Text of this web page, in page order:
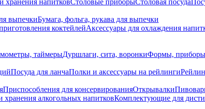
хранения напитковСтоловые приборыСтоловая посуда
выпечкиБумага, фольга, рукава для выпечки
коктейлейАксессуары для охлаждения
таймерыДуршлаги, сита, воронкиФормы, приборы
Посуда для ланчаПолки и аксессуары на рейлинги
Приспособления для консервированияОткрывалки
хранения алкогольных напитковКомплектующие для